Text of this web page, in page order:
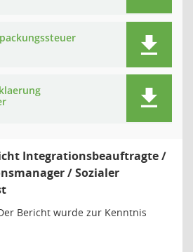
Integrationsbeauftragte /
/ Sozialer
Bericht wurde zur Kenntnis